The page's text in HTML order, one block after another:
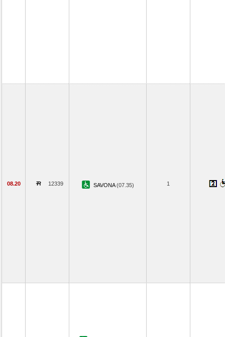
08.20 12339 SAVONA(07.35) 1